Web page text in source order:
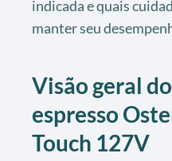
indicada e quais
manter seu
Visão geral
espresso
Touch 127V